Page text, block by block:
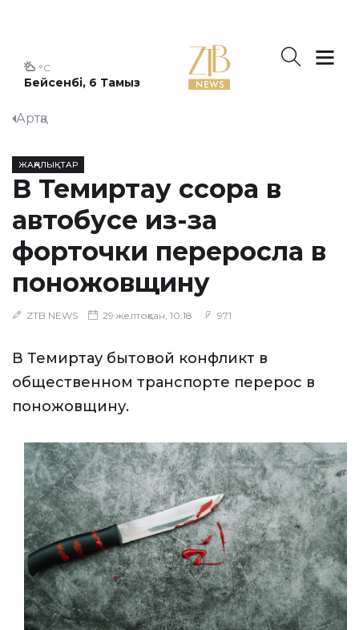
Бейсенбі, 6 Тамыз
°C
Артқа
ЖАҢАЛЫҚТАР
В Темиртау ссора в
автобусе из-за
форточки переросла в
поножовщину
ZTB NEWS 29 желтоқсан, 10:18 971
В Темиртау бытовой конфликт в
общественном транспорте перерос в
поножовщину.